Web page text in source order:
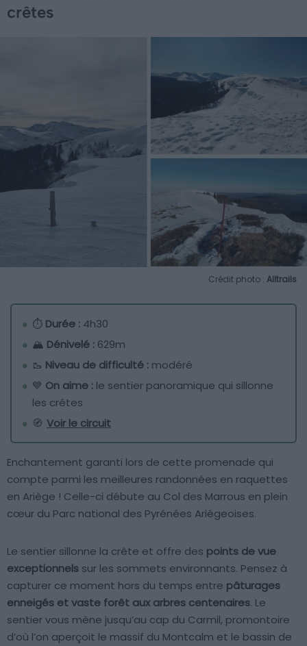
crêtes
Crédit photo : Alltrails
⏱ Durée : 4h30
🏔 Dénivelé : 629m
🥾 Niveau de difficulté : modéré
💙 On aime : le sentier panoramique qui sillonne
les crêtes
🧭 Voir le circuit
Enchantement garanti lors de cette promenade qui
compte parmi les meilleures randonnées en raquettes
en Ariège ! Celle-ci débute au Col des Marrous en plein
cœur du Parc national des Pyrénées Ariégeoises.
Le sentier sillonne la crête et offre des points de vue
exceptionnels sur les sommets environnants. Pensez à
capturer ce moment hors du temps entre pâturages
enneigés et vaste forêt aux arbres centenaires. Le
sentier vous mène jusqu’au cap du Carmil, promontoire
d’où l’on aperçoit le massif du Montcalm et le bassin de